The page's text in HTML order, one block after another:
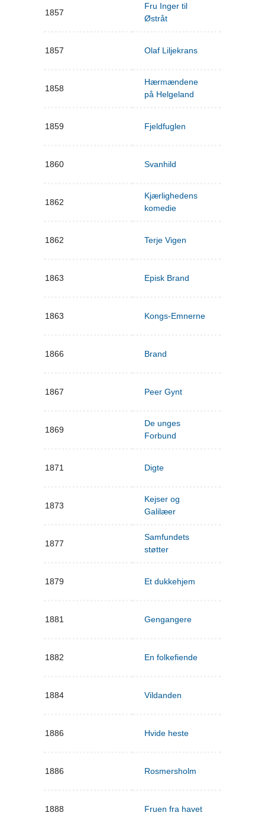
1857
Fru Inger til
Østråt
1857 Olaf Liljekrans
1858
Hærmændene
på Helgeland
1859 Fjeldfuglen
1860 Svanhild
1862
Kjærlighedens
komedie
1862 Terje Vigen
1863 Episk Brand
1863 Kongs-Emnerne
1866 Brand
1867 Peer Gynt
1869
De unges
Forbund
1871 Digte
1873
Kejser og
Galilæer
1877
Samfundets
støtter
1879 Et dukkehjem
1881 Gengangere
1882 En folkefiende
1884 Vildanden
1886 Hvide heste
1886 Rosmersholm
1888 Fruen fra havet